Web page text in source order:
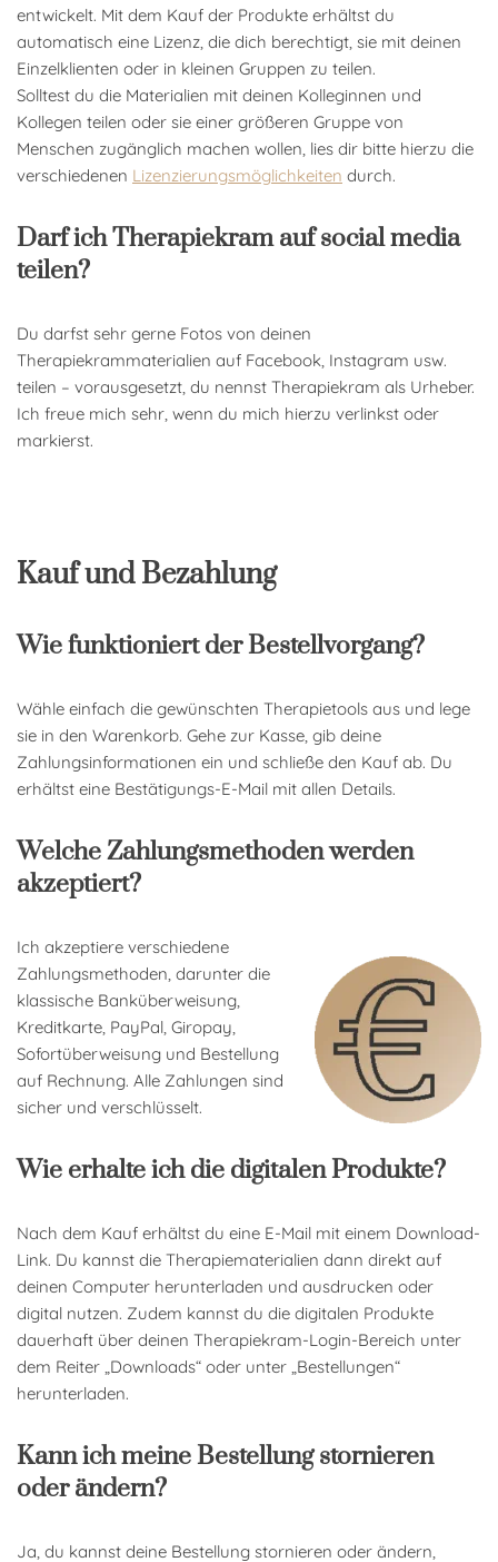
entwickelt. Mit dem Kauf der Produkte erhältst du
automatisch eine Lizenz, die dich berechtigt, sie mit deinen
Einzelklienten oder in kleinen Gruppen zu teilen.
Solltest du die Materialien mit deinen Kolleginnen und
Kollegen teilen oder sie einer größeren Gruppe von
Menschen zugänglich machen wollen, lies dir bitte hierzu die
verschiedenen Lizenzierungsmöglichkeiten durch.
Darf ich Therapiekram auf social media
teilen?
Du darfst sehr gerne Fotos von deinen
Therapiekrammaterialien auf Facebook, Instagram usw.
teilen – vorausgesetzt, du nennst Therapiekram als Urheber.
Ich freue mich sehr, wenn du mich hierzu verlinkst oder
markierst.
Kauf und Bezahlung
Wie funktioniert der Bestellvorgang?
Wähle einfach die gewünschten Therapietools aus und lege
sie in den Warenkorb. Gehe zur Kasse, gib deine
Zahlungsinformationen ein und schließe den Kauf ab. Du
erhältst eine Bestätigungs-E-Mail mit allen Details.
Welche Zahlungsmethoden werden
akzeptiert?
Ich akzeptiere verschiedene
Zahlungsmethoden, darunter die
klassische Banküberweisung,
Kreditkarte, PayPal, Giropay,
Sofortüberweisung und Bestellung
auf Rechnung. Alle Zahlungen sind
sicher und verschlüsselt.
Wie erhalte ich die digitalen Produkte?
Nach dem Kauf erhältst du eine E-Mail mit einem Download-
Link. Du kannst die Therapiematerialien dann direkt auf
deinen Computer herunterladen und ausdrucken oder
digital nutzen. Zudem kannst du die digitalen Produkte
dauerhaft über deinen Therapiekram-Login-Bereich unter
dem Reiter „Downloads“ oder unter „Bestellungen“
herunterladen.
Kann ich meine Bestellung stornieren
oder ändern?
Ja, du kannst deine Bestellung stornieren oder ändern,